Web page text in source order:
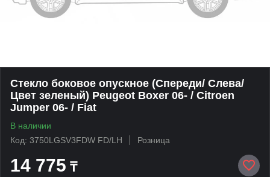
Стекло боковое опускное (Спереди/ Слева/
Цвет зеленый) Peugeot Boxer 06- / Citroen
Jumper 06- / Fiat
В наличии
Код: 3750LGSV3FDW FD/LH
Розница
14 775 ₸